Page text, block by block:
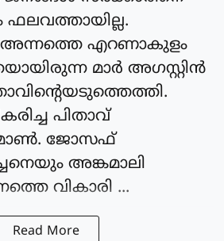
ഫലവത്തായില്ല.
എറണാകുളം
മാർ അഗസ്റ്റിൻ
പിതാവ്
ജോസഫ്
അങ്കമാലി
വികാരി ...
Read More